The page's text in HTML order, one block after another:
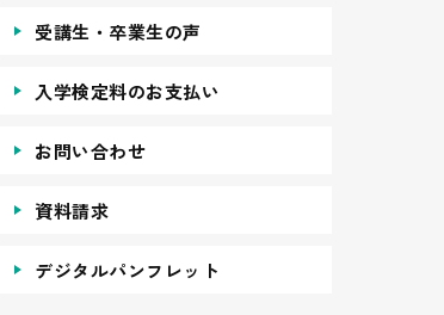
受講生・卒業生の声
入学検定料のお支払い
お問い合わせ
資料請求
デジタルパンフレット